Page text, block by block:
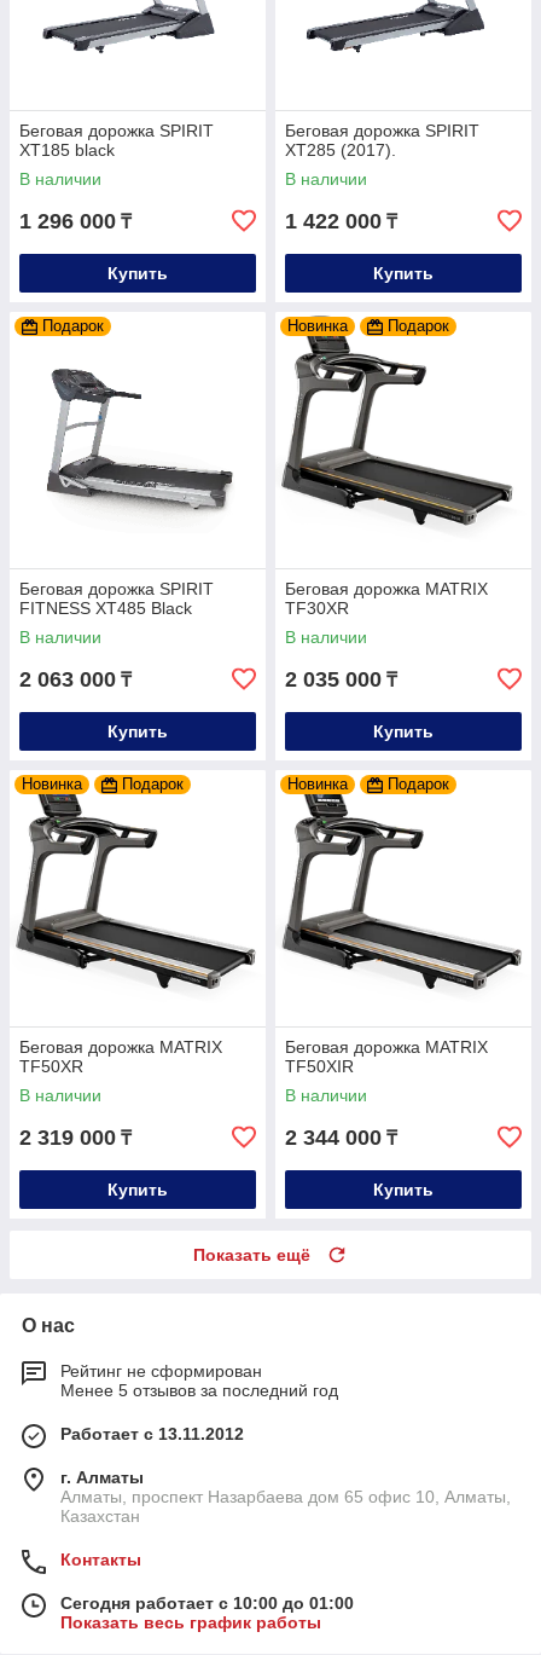
Беговая дорожка SPIRIT
XT185 black
В наличии
1 296 000 ₸
Купить
Беговая дорожка SPIRIT
XT285 (2017).
В наличии
1 422 000 ₸
Купить
Подарок
Беговая дорожка SPIRIT
FITNESS XT485 Black
В наличии
2 063 000 ₸
Купить
Новинка Подарок
Беговая дорожка MATRIX
TF30XR
В наличии
2 035 000 ₸
Купить
Новинка Подарок
Беговая дорожка MATRIX
TF50XR
В наличии
2 319 000 ₸
Купить
Новинка Подарок
Беговая дорожка MATRIX
TF50XIR
В наличии
2 344 000 ₸
Купить
Показать ещё
О нас
Рейтинг не сформирован
Менее 5 отзывов за последний год
Работает с 13.11.2012
г. Алматы
Алматы, проспект Назарбаева дом 65 офис 10, Алматы,
Казахстан
Контакты
Сегодня работает с 10:00 до 01:00
Показать весь график работы